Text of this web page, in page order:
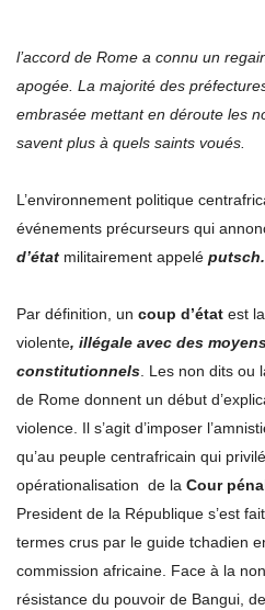
Le
l’accord de Rome a connu un
apogée. La majorité des
embrasée mettant en déroute les
savent plus à quels saints voués.
L’environnement politique
événements précurseurs qui
d’état militairement appelé putsch.
Par définition, un coup d’état est
violente, illégale avec des
constitutionnels. Les non dits ou
de Rome donnent un début
violence. Il s’agit d’imposer
qu’au peuple centrafricain qui
opérationalisation de la Cour
President de la République s’est
termes crus par le guide tchadien
commission africaine. Face à la
résistance du pouvoir de Bangui,